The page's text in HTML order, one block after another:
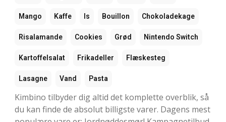
Mango Kaffe Is Bouillon Chokoladekage
Risalamande Cookies Grød Nintendo Switch
Kartoffelsalat Frikadeller Flæskesteg
Lasagne Vand Pasta
Kimbino tilbyder dig altid det komplette overblik, så
du kan finde de absolut billigste varer. Dagens mest